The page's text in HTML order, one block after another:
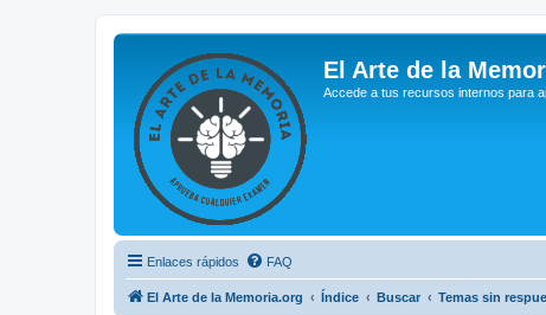
El Arte de la
Accede a tus recursos internos para
Enlaces rápidos FAQ
El Arte de la Memoria.org Índice Buscar Temas sin